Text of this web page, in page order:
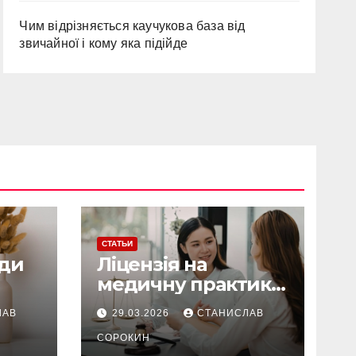
Чим відрізняється каучукова база від
звичайної і кому яка підійде
СТАТЬИ
Ліцензія на
медичну практику:
які документи
потрібні у 2026 році
29.03.2026 СТАНИСЛАВ
СОРОКИН